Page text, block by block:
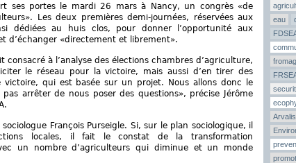
ses portes le mardi 26 mars à Nancy, un congrès «de
Les deux premières demi-journées, réservées aux
dédiées au huis clos, pour donner l’opportunité aux
d’échanger «directement et librement».
à l’analyse des élections chambres d’agriculture,
le réseau pour la victoire, mais aussi d’en tirer des
victoire, qui est basée sur un projet. Nous allons donc le
arrêter de nous poser des questions», précise Jérôme
François Purseigle. Si, sur le plan sociologique, il
locales, il fait le constat de la transformation
un nombre d’agriculteurs qui diminue et un monde
eau
Arvalis